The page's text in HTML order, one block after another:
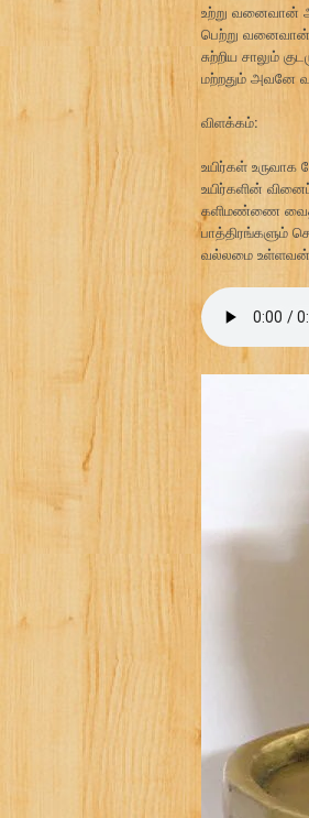
உற்று வனைவான்
பெற்று
சுற்றிய சாலும்
மற்றதும் அவனே
விளக்கம்:
உயிர்கள்
உயிர்களின்
களிமண்ணை
பாத்திரங்களும்
வல்லமை